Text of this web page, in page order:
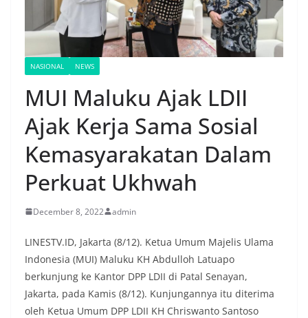
NASIONAL NEWS
MUI Maluku Ajak LDII
Ajak Kerja Sama Sosial
Kemasyarakatan Dalam
Perkuat Ukhwah
December 8, 2022 admin
LINESTV.ID, Jakarta (8/12). Ketua Umum Majelis Ulama
Indonesia (MUI) Maluku KH Abdulloh Latuapo
berkunjung ke Kantor DPP LDII di Patal Senayan,
Jakarta, pada Kamis (8/12). Kunjungannya itu diterima
oleh Ketua Umum DPP LDII KH Chriswanto Santoso